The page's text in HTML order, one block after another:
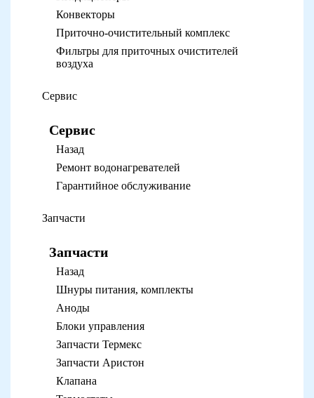
Конвекторы
Приточно-очистительный комплекс
Фильтры для приточных очистителей
воздуха
Сервис
Сервис
Назад
Ремонт водонагревателей
Гарантийное обслуживание
Запчасти
Запчасти
Назад
Шнуры питания, комплекты
Аноды
Блоки управления
Запчасти Термекс
Запчасти Аристон
Клапана